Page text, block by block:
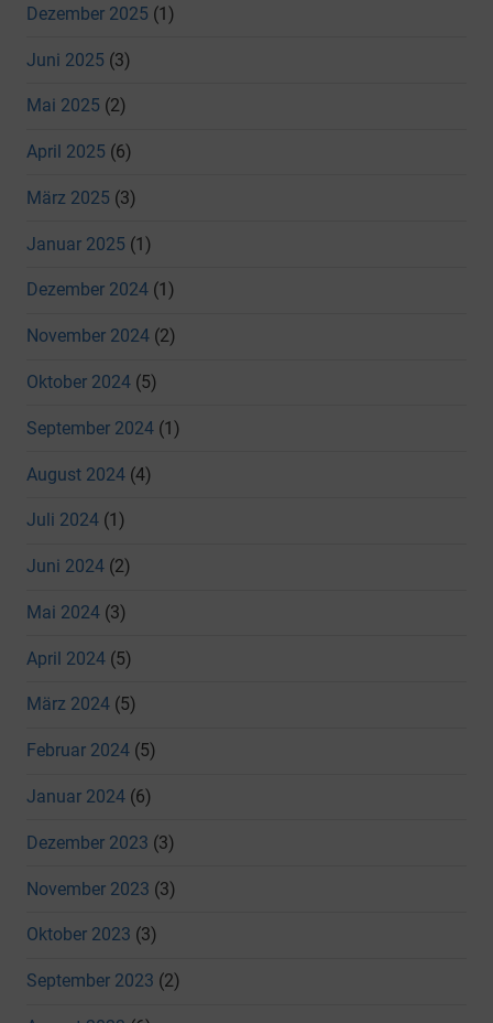
Dezember 2025 (1)
Juni 2025 (3)
Mai 2025 (2)
April 2025 (6)
März 2025 (3)
Januar 2025 (1)
Dezember 2024 (1)
November 2024 (2)
Oktober 2024 (5)
September 2024 (1)
August 2024 (4)
Juli 2024 (1)
Juni 2024 (2)
Mai 2024 (3)
April 2024 (5)
März 2024 (5)
Februar 2024 (5)
Januar 2024 (6)
Dezember 2023 (3)
November 2023 (3)
Oktober 2023 (3)
September 2023 (2)